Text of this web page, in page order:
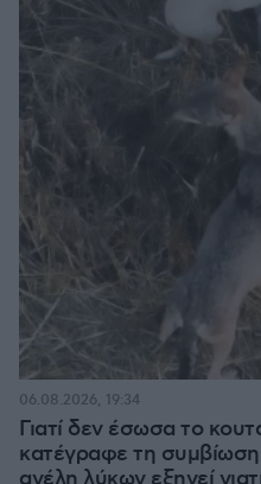
Γιατί δεν έσωσα το
κατέγραφε τη
06.08.2026, 19:34